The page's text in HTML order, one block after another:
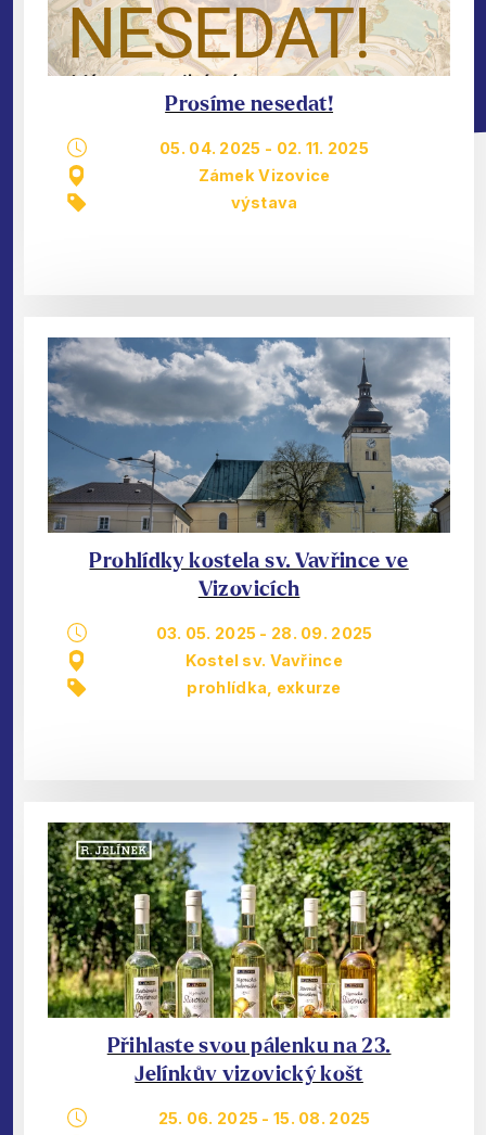
Prosíme nesedat!
05. 04. 2025 - 02. 11. 2025
Zámek Vizovice
výstava
Prohlídky kostela sv. Vavřince ve
Vizovicích
03. 05. 2025 - 28. 09. 2025
Kostel sv. Vavřince
prohlídka, exkurze
Přihlaste svou pálenku na 23.
Jelínkův vizovický košt
25. 06. 2025 -15. 08. 2025